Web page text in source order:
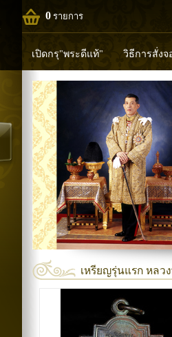
0 รายการ
เปิดกรุ"พระดีแท้" วิธีการสั่งจ
หลวงพ่อทวด หลวงปู่ทิม
พระพุทธวิริยากร
เหรียญรุ่นแรก หลว